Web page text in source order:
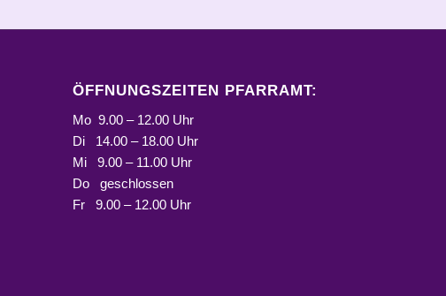
ÖFFNUNGSZEITEN PFARRAMT:
Mo 9.00 – 12.00 Uhr
Di 14.00 – 18.00 Uhr
Mi 9.00 – 11.00 Uhr
Do geschlossen
Fr 9.00 – 12.00 Uhr